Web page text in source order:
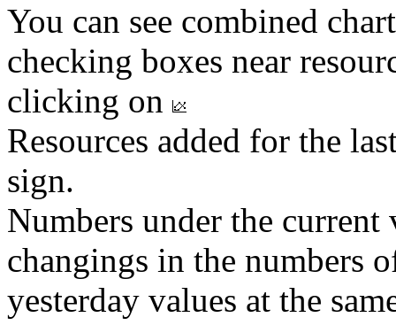
You can see combined
checking boxes near
clicking on
Resources added for the
sign.
Numbers under the
changings in the numbers
yesterday values at the